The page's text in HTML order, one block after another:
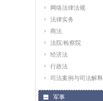
网络法律法规
法律实务
商法
法院/检察院
经济法
行政法
司法案例与司法解释
军事